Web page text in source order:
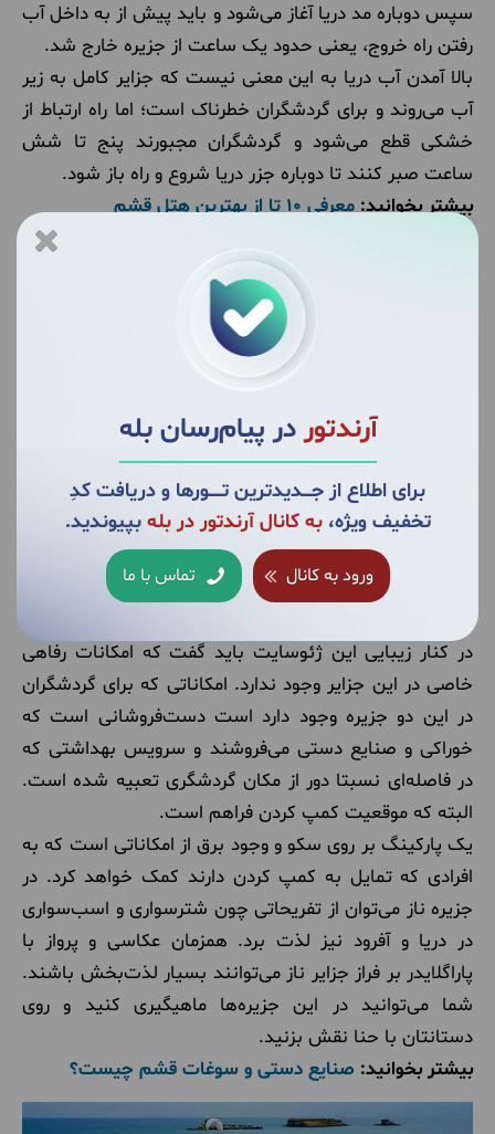
آرندتوردر پیام‌رسان بله
برای اطلاع از جــــدیدترین تــــــورها و دریافت کدِ
تخفیف ویژه،به کانال آرندتور در بله بپیوندید.
ورود به کانال تماس با ما
سپس دوباره مد دریا آغاز می‌شود و باید پیش از به داخل آب
رفتن راه خروج، یعنی حدود یک ساعت از جزیره خارج شد.
بالا آمدن آب دریا به این معنی نیست که جزایر کامل به زیر
آب می‌روند و برای گردشگران خطرناک است؛ اما راه ارتباط از
خشکی قطع می‌شود و گردشگران مجبورند پنج تا شش
ساعت صبر کنند تا دوباره جزر دریا شروع و راه باز شود.
بیشتر بخوانید:معرفی ۱۰ تا از بهترین هتل قشم
چه زمانی به جزیره ناز برویم؟
امکانات جزایر ناز
در کنار زیبایی این ژئوسایت باید گفت که امکانات رفاهی
خاصی در این جزایر وجود ندارد. امکاناتی که برای گردشگران
در این دو جزیره وجود دارد است‌ دست‌فروشانی است که
خوراکی و صنایع دستی می‌فروشند و سرویس بهداشتی که
در فاصله‌ای نسبتا دور از مکان گردشگری تعبیه شده است.
البته که موقعیت کمپ کردن فراهم است.
یک پارکینگ بر روی سکو و وجود برق از امکاناتی است که به
افرادی که تمایل به کمپ کردن دارند کمک خواهد کرد. در
جزیره ناز می‌توان از تفریحاتی چون شترسواری و اسب‌سواری
در دریا و آفرود نیز لذت برد. همزمان عکاسی و پرواز با
پاراگلایدر بر فراز جزایر ناز می‌توانند بسیار لذت‌بخش باشند.
شما می‌توانید در این جزیره‌ها ماهیگیری کنید و روی
دستانتان با حنا نقش بزنید.
بیشتر بخوانید: صنایع دستی و سوغات قشم چیست؟